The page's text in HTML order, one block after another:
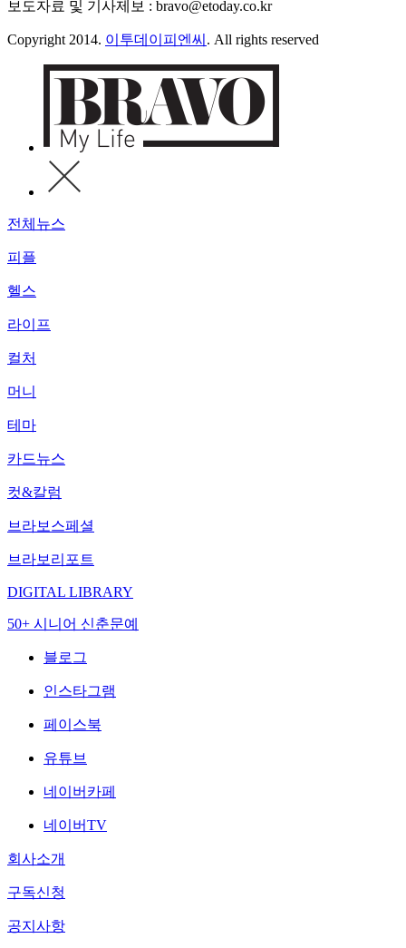
보도자료 및 기사제보 : bravo@etoday.co.kr
Copyright 2014. 이투데이피엔씨 . All rights reserved
전체뉴스
피플
헬스
라이프
컬처
머니
테마
카드뉴스
컷&칼럼
브라보스페셜
브라보리포트
DIGITAL LIBRARY
50+ 시니어 신춘문예
블로그
인스타그램
페이스북
유튜브
네이버카페
네이버TV
회사소개
구독신청
공지사항